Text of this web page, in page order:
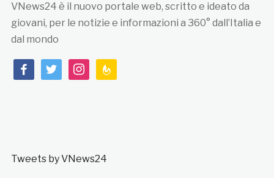
VNews24 è il nuovo portale web, scritto e ideato da
giovani, per le notizie e informazioni a 360° dall’Italia e
dal mondo
facebooktwitterinstagramfeedburner
Tweets by VNews24